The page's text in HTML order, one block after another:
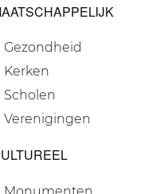
Gezondheid
Kerken
Scholen
Verenigingen
Monumenten